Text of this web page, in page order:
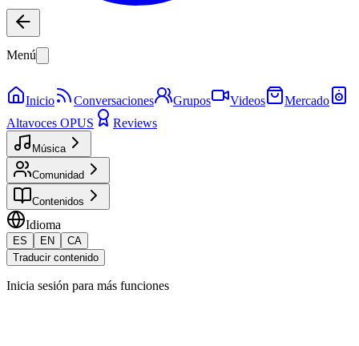
Menú
Inicio Conversaciones Grupos Videos
Mercado
Altavoces OPUS
Reviews
Música
Comunidad
Contenidos
Idioma
ES EN
CA
Traducir contenido
Inicia sesión para más funciones